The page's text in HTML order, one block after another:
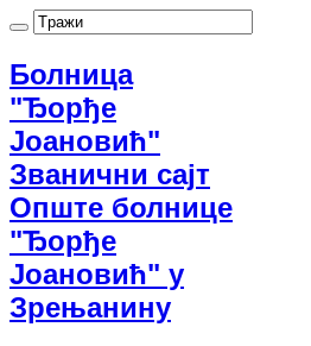
Болница
"Ђорђе
Јоановић"
Званични сајт
Опште болнице
"Ђорђе
Јоановић" у
Зрењанину